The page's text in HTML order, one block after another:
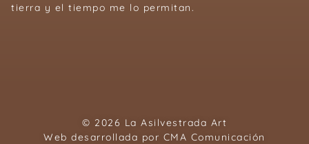
tierra y el tiempo me lo permitan.
© 2026 La Asilvestrada Art
Web desarrollada por CMA Comunicación